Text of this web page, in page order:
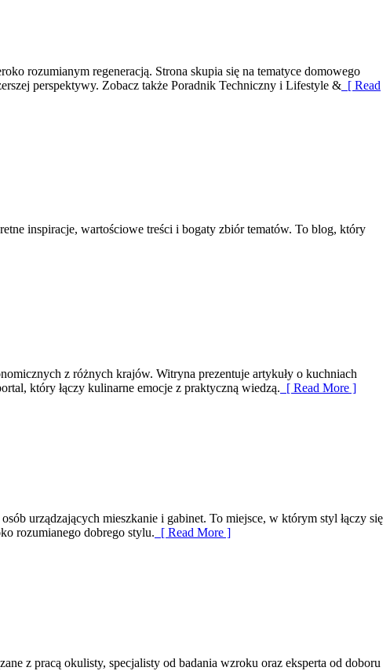
rozumianym regeneracją. Strona skupia się na tematyce domowego
perspektywy. Zobacz także Poradnik Techniczny i Lifestyle & [ Read
inspiracje, wartościowe treści i bogaty zbiór tematów. To blog, który
z różnych krajów. Witryna prezentuje artykuły o kuchniach
który łączy kulinarne emocje z praktyczną wiedzą. [ Read More ]
urządzających mieszkanie i gabinet. To miejsce, w którym styl łączy się
rozumianego dobrego stylu. [ Read More ]
z pracą okulisty, specjalisty od badania wzroku oraz eksperta od doboru